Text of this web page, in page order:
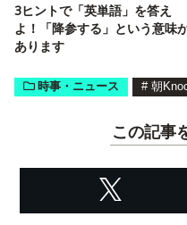
3ヒントで「英単語」を答え
よ！「降参する」という意味
あります
時事・ニュース # 朝
この記事